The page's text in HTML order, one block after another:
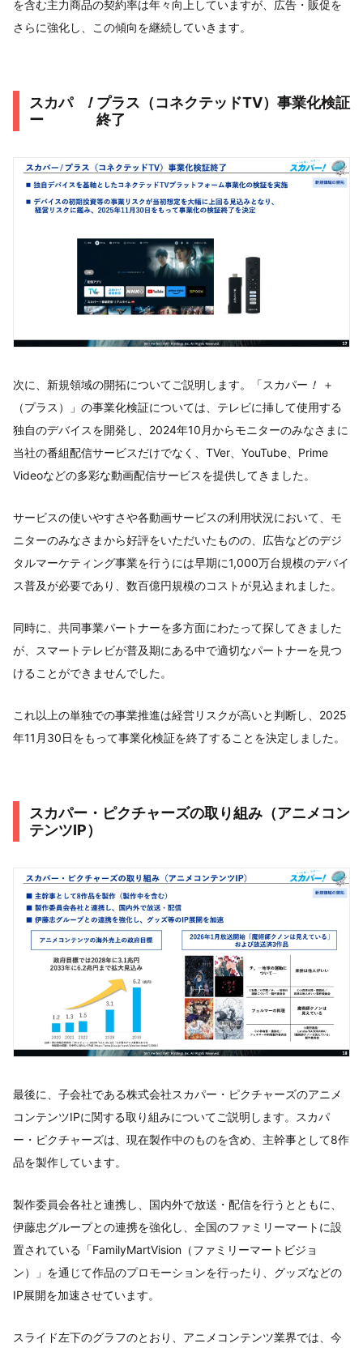
を含む主力商品の契約率は年々向上していますが、広告・販促を
さらに強化し、この傾向を継続していきます。
スカパ
ー
！ プラス（コネクテッドTV）事業化検証
終了
次に、新規領域の開拓についてご説明します。「スカパー ！
＋
（プラス）」の事業化検証については、テレビに挿して使用する
独自のデバイスを開発し、2024年10月からモニターのみなさまに
当社の番組配信サービスだけでなく、TVer、YouTube、Prime
Videoなどの多彩な動画配信サービスを提供してきました。
サービスの使いやすさや各動画サービスの利用状況において、モ
ニターのみなさまから好評をいただいたものの、広告などのデジ
タルマーケティング事業を行うには早期に1,000万台規模のデバイ
ス普及が必要であり、数百億円規模のコストが見込まれました。
同時に、共同事業パートナーを多方面にわたって探してきました
が、スマートテレビが普及期にある中で適切なパートナーを見つ
けることができませんでした。
これ以上の単独での事業推進は経営リスクが高いと判断し、2025
年11月30日をもって事業化検証を終了することを決定しました。
スカパー・ピクチャーズの取り組み（アニメコン
テンツIP）
最後に、子会社である株式会社スカパー・ピクチャーズのアニメ
コンテンツIPに関する取り組みについてご説明します。スカパ
ー・ピクチャーズは、現在製作中のものを含め、主幹事として8作
品を製作しています。
製作委員会各社と連携し、国内外で放送・配信を行うとともに、
伊藤忠グループとの連携を強化し、全国のファミリーマートに設
置されている「FamilyMartVision（ファミリーマートビジョ
ン）」を通じて作品のプロモーションを行ったり、グッズなどの
IP展開を加速させています。
スライド左下のグラフのとおり、アニメコンテンツ業界では、今